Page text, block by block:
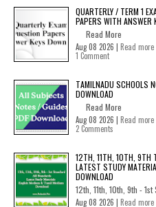
QUARTERLY / TERM 1
PAPERS WITH ANSWER
Read More
Aug 08 2026 | Read more
1 Comment
TAMILNADU SCHOOLS
DOWNLOAD
Read More
Aug 08 2026 | Read more
2 Comments
12TH, 11TH, 10TH, 9TH
LATEST STUDY
DOWNLOAD
12th, 11th, 10th, 9th - 1st
Aug 08 2026 | Read more